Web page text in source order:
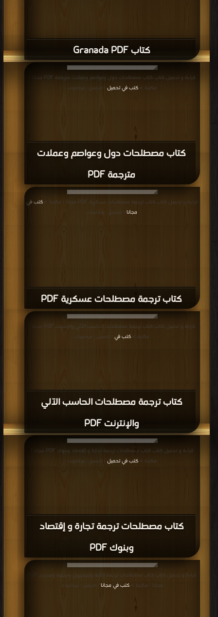
كتاب Granada PDF
كتاب مصطلحات دول وعواصم وعملات
مترجمة PDF
قراءة و تحميل كتاب كتاب مصطلحات دول وعواصم وعملات مترجمة PDF مجانا |
مكتبة > كتب في تحميل | التحميل : مرة/مرات
كتاب ترجمة مصطلحات عسكرية PDF
قراءة و تحميل كتاب كتاب ترجمة مصطلحات عسكرية PDF مجانا | مكتبة >
كتب في
مجانا | التحميل : مرة/مرات
كتاب ترجمة مصطلحات الحاسب الآلي
والإنترنت PDF
قراءة و تحميل كتاب كتاب ترجمة مصطلحات الحاسب الآلي والإنترنت PDF مجانا |
مكتبة > كتب في | التحميل : مرة/مرات
كتاب مصطلحات ترجمة تجارة و إقتصاد
وبنوك PDF
قراءة و تحميل كتاب كتاب مصطلحات ترجمة تجارة و إقتصاد وبنوك PDF مجانا |
مكتبة > كتب في تحميل | التحميل : مرة/مرات
مجانا | مكتبة > كتب في مجانا | التحميل : مرة/مرات